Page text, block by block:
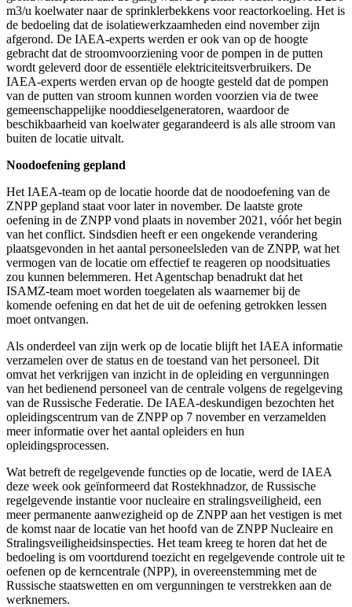
m3/u koelwater naar de sprinklerbekkens voor reactorkoeling. Het is
de bedoeling dat de isolatiewerkzaamheden eind november zijn
afgerond. De IAEA-experts werden er ook van op de hoogte
gebracht dat de stroomvoorziening voor de pompen in de putten
wordt geleverd door de essentiële elektriciteitsverbruikers. De
IAEA-experts werden ervan op de hoogte gesteld dat de pompen
van de putten van stroom kunnen worden voorzien via de twee
gemeenschappelijke nooddieselgeneratoren, waardoor de
beschikbaarheid van koelwater gegarandeerd is als alle stroom van
buiten de locatie uitvalt.
Noodoefening gepland
Het IAEA-team op de locatie hoorde dat de noodoefening van de
ZNPP gepland staat voor later in november. De laatste grote
oefening in de ZNPP vond plaats in november 2021, vóór het begin
van het conflict. Sindsdien heeft er een ongekende verandering
plaatsgevonden in het aantal personeelsleden van de ZNPP, wat het
vermogen van de locatie om effectief te reageren op noodsituaties
zou kunnen belemmeren. Het Agentschap benadrukt dat het
ISAMZ-team moet worden toegelaten als waarnemer bij de
komende oefening en dat het de uit de oefening getrokken lessen
moet ontvangen.
Als onderdeel van zijn werk op de locatie blijft het IAEA informatie
verzamelen over de status en de toestand van het personeel. Dit
omvat het verkrijgen van inzicht in de opleiding en vergunningen
van het bedienend personeel van de centrale volgens de regelgeving
van de Russische Federatie. De IAEA-deskundigen bezochten het
opleidingscentrum van de ZNPP op 7 november en verzamelden
meer informatie over het aantal opleiders en hun
opleidingsprocessen.
Wat betreft de regelgevende functies op de locatie, werd de IAEA
deze week ook geïnformeerd dat Rostekhnadzor, de Russische
regelgevende instantie voor nucleaire en stralingsveiligheid, een
meer permanente aanwezigheid op de ZNPP aan het vestigen is met
de komst naar de locatie van het hoofd van de ZNPP Nucleaire en
Stralingsveiligheidsinspecties. Het team kreeg te horen dat het de
bedoeling is om voortdurend toezicht en regelgevende controle uit te
oefenen op de kerncentrale (NPP), in overeenstemming met de
Russische staatswetten en om vergunningen te verstrekken aan de
werknemers.